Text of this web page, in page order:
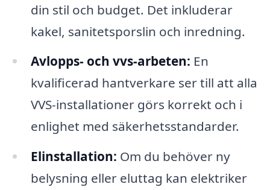
din stil och budget. Det inkluderar
kakel, sanitetsporslin och inredning.
Avlopps- och vvs-arbeten: En
kvalificerad hantverkare ser till att alla
VVS-installationer görs korrekt och i
enlighet med säkerhetsstandarder.
Elinstallation: Om du behöver ny
belysning eller eluttag kan elektriker